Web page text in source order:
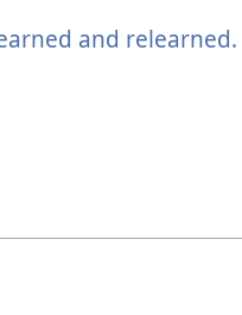
and relearned.